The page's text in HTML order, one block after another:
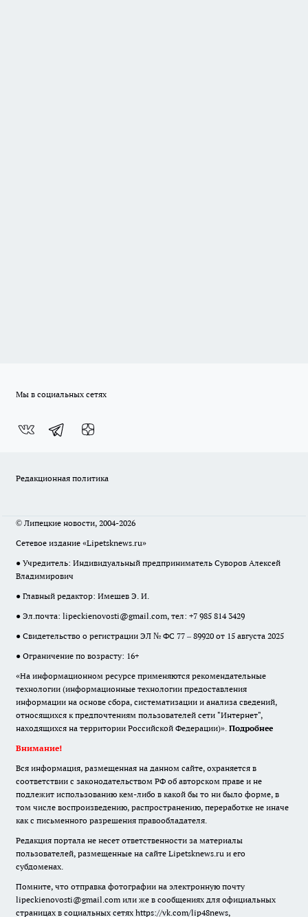
Мы в социальных сетях
Редакционная политика
© Липецкие новости, 2004-2026
Сетевое издание «Lipetsknews.ru»
● Учредитель: Индивидуальный предприниматель Суворов Алексей
Владимирович
● Главный редактор: Имешев Э. И.
● Эл.почта: lipeckienovosti@gmail.com, тел: +7 985 814 3429
● Свидетельство о регистрации ЭЛ № ФС 77 – 89920 от 15 августа 2025
● Ограничение по возрасту: 16+
«На информационном ресурсе применяются рекомендательные
технологии (информационные технологии предоставления
информации на основе сбора, систематизации и анализа сведений,
относящихся к предпочтениям пользователей сети "Интернет",
находящихся на территории Российской Федерации)». Подробнее
Внимание!
Вся информация, размещенная на данном сайте, охраняется в
соответствии с законодательством РФ об авторском праве и не
подлежит использованию кем-либо в какой бы то ни было форме, в
том числе воспроизведению, распространению, переработке не иначе
как с письменного разрешения правообладателя.
Редакция портала не несет ответственности за материалы
пользователей, размещенные на сайте Lipetsknews.ru и его
субдоменах.
Помните, что отправка фотографии на электронную почту
lipeckienovosti@gmail.com или же в сообщениях для официальных
страницах в социальных сетях https://vk.com/lip48news,